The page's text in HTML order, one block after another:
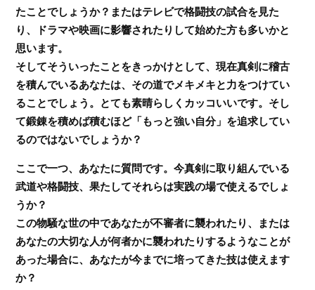
たことでしょうか？またはテレビで格闘技の試合を見た
り、ドラマや映画に影響されたりして始めた方も多いかと
思います。
そしてそういったことをきっかけとして、現在真剣に稽古
を積んでいるあなたは、その道でメキメキと力をつけてい
ることでしょう。とても素晴らしくカッコいいです。そし
て鍛錬を積めば積むほど「もっと強い自分」を追求してい
るのではないでしょうか？
ここで一つ、あなたに質問です。今真剣に取り組んでいる
武道や格闘技、果たしてそれらは実践の場で使えるでしょ
うか？
この物騒な世の中であなたが不審者に襲われたり、または
あなたの大切な人が何者かに襲われたりするようなことが
あった場合に、あなたが今までに培ってきた技は使えます
か？